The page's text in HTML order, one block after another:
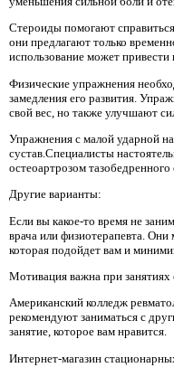
Стероиды помогают
они предлагают только
использование может
Физические упражнения
замедления его развития.
свой вес, но также улучшают
Упражнения с малой ударной
сустав.Специалисты
остеоартрозом тазобедренного
Другие варианты:
Если вы какое-то время не
врача или физиотерапевта.
которая подойдет вам и
Мотивация важна при занятиях
Американский колледж
рекомендуют заниматься с
занятие, которое вам нравится.
Интернет-магазин